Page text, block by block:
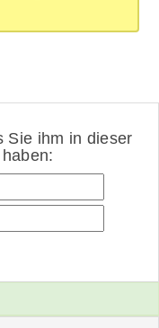
Sie ihm in dieser